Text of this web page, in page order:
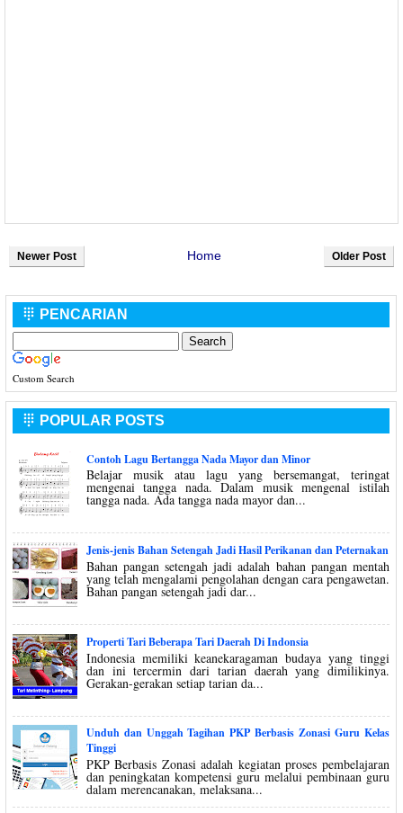
Newer Post Older Post
Home
 PENCARIAN
Custom Search
 POPULAR POSTS
Contoh Lagu Bertangga Nada Mayor dan Minor
Belajar musik atau lagu yang bersemangat, teringat
mengenai tangga nada. Dalam musik mengenal istilah
tangga nada. Ada tangga nada mayor dan...
Jenis-jenis Bahan Setengah Jadi Hasil Perikanan dan Peternakan
Bahan pangan setengah jadi adalah bahan pangan mentah
yang telah mengalami pengolahan dengan cara pengawetan.
Bahan pangan setengah jadi dar...
Properti Tari Beberapa Tari Daerah Di Indonsia
Indonesia memiliki keanekaragaman budaya yang tinggi
dan ini tercermin dari tarian daerah yang dimilikinya.
Gerakan-gerakan setiap tarian da...
Unduh dan Unggah Tagihan PKP Berbasis Zonasi Guru Kelas
Tinggi
PKP Berbasis Zonasi adalah kegiatan proses pembelajaran
dan peningkatan kompetensi guru melalui pembinaan guru
dalam merencanakan, melaksana...